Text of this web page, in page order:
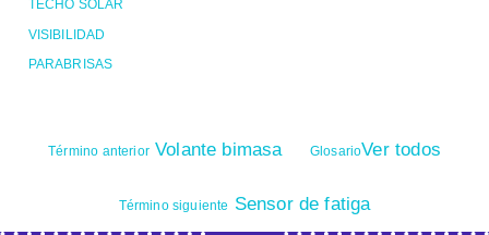
TECHO SOLAR
VISIBILIDAD
PARABRISAS
Término anteriorVolante bimasa GlosarioVer todos
Término siguiente Sensor de fatiga